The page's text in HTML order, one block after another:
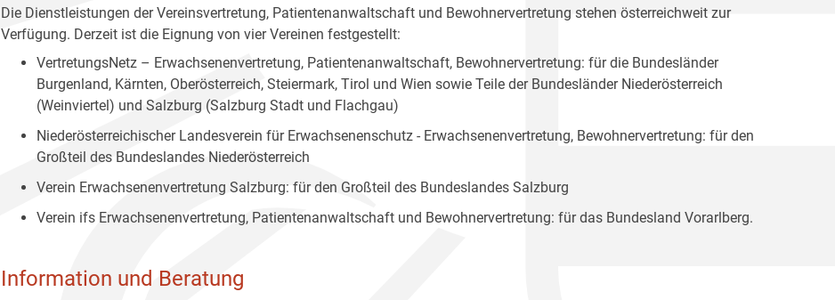
Die Dienstleistungen der Vereinsvertretung, Patientenanwaltschaft und Bewohnervertretung stehen österreichweit zur
Verfügung. Derzeit ist die Eignung von vier Vereinen festgestellt:
VertretungsNetz – Erwachsenenvertretung, Patientenanwaltschaft, Bewohnervertretung: für die Bundesländer
Burgenland, Kärnten, Oberösterreich, Steiermark, Tirol und Wien sowie Teile der Bundesländer Niederösterreich
(Weinviertel) und Salzburg (Salzburg Stadt und Flachgau)
Niederösterreichischer Landesverein für Erwachsenenschutz - Erwachsenenvertretung, Bewohnervertretung: für den
Großteil des Bundeslandes Niederösterreich
Verein Erwachsenenvertretung Salzburg: für den Großteil des Bundeslandes Salzburg
Verein ifs Erwachsenenvertretung, Patientenanwaltschaft und Bewohnervertretung: für das Bundesland Vorarlberg.
Information und Beratung